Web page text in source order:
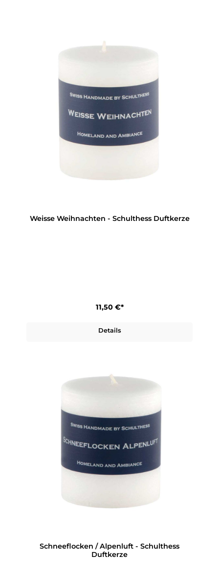
Weisse Weihnachten - Schulthess Duftkerze
11,50 €*
Details
Schneeflocken / Alpenluft - Schulthess
Duftkerze